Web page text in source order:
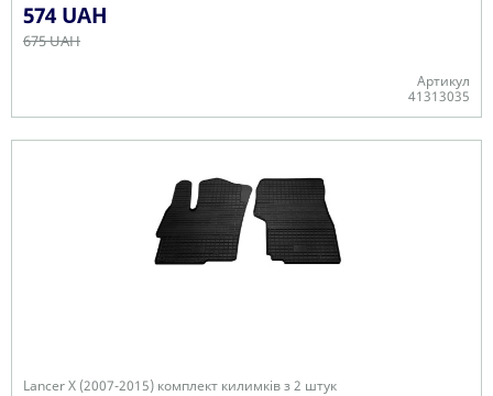
574 UAH
675 UAH
Артикул
41313035
Lancer X (2007-2015) комплект килимків з 2 штук